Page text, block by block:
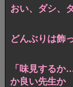
おい、ダシ、
どんぶりは飾
「味見する
か良い先生か